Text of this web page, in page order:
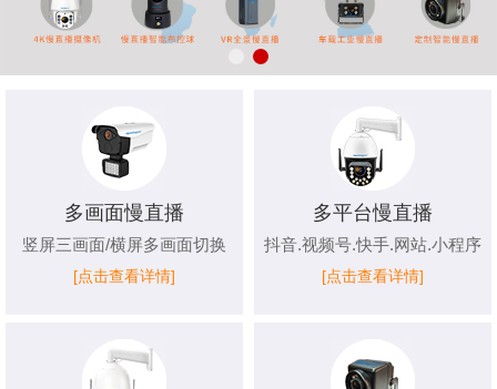
多画面慢直播
竖屏三画面/横屏多画面切换
[点击查看详情]
多平台慢直播
抖音.视频号.快手.网站.小程序
[点击查看详情]